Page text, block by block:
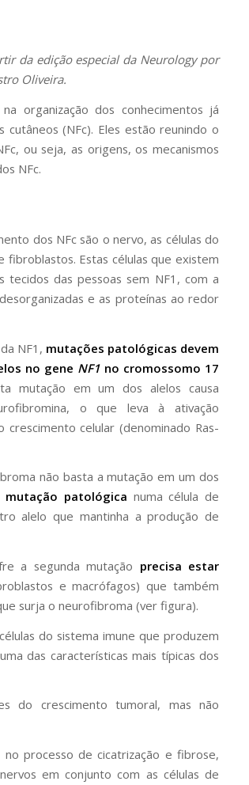
da edição especial da Neurology por
Oliveira.
organização dos conhecimentos já
(NFc). Eles estão reunindo o
ou seja, as origens, os mecanismos
NFc.
dos NFc são o nervo, as células do
Estas células que existem
das pessoas sem NF1, com a
e as proteínas ao redor
NF1, mutações patológicas devem
no gene NF1no cromossomo 17
mutação em um dos alelos causa
o que leva à ativação
celular (denominado Ras-
não basta a mutação em um dos
mutação patológica numa célula de
alelo que mantinha a produção de
a segunda mutação precisa estar
e macrófagos) que também
surja o neurofibroma (ver figura).
do sistema imune que produzem
das características mais típicas dos
do crescimento tumoral, mas não
processo de cicatrização e fibrose,
em conjunto com as células de